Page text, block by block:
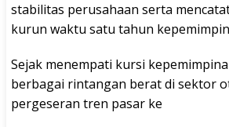
stabilitas perusahaan serta
kurun waktu satu tahun
Sejak menempati kursi
berbagai rintangan berat di sektor
pergeseran tren pasar ke